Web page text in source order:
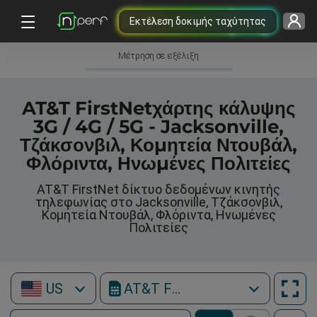
Εκτέλεση δοκιμής ταχύτητας
Μέτρηση σε εξέλιξη
AT&T FirstNetχάρτης κάλυψης
3G / 4G / 5G - Jacksonville,
Τζάκσονβιλ, Κομητεία Ντουβάλ,
Φλόριντα, Ηνωμένες Πολιτείες
AT&T FirstNet δίκτυο δεδομένων κινητής
τηλεφωνίας στο Jacksonville, Τζάκσονβιλ,
Κομητεία Ντουβάλ, Φλόριντα, Ηνωμένες
Πολιτείες
US AT&T FirstNet